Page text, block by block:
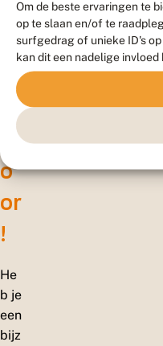
Om de beste ervaringen te
op te slaan en/of te
surfgedrag of unieke ID's
kan dit een nadelige
m
in
o
or
!
He
b je
een
bijz